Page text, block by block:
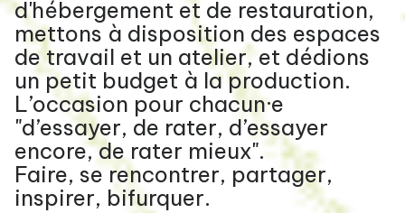
d'hébergement et de restauration,
mettons à disposition des espaces
de travail et un atelier, et dédions
un petit budget à la production.
L’occasion pour chacun·e
"d’essayer, de rater, d’essayer
encore, de rater mieux".
Faire, se rencontrer, partager,
inspirer, bifurquer.